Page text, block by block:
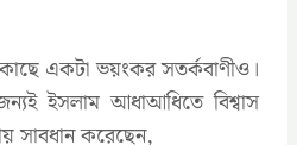
একটা ভয়ংকর সতর্কবাণীও।
ইসলাম আধাআধিতে বিশ্বাস
সাবধান করেছেন,